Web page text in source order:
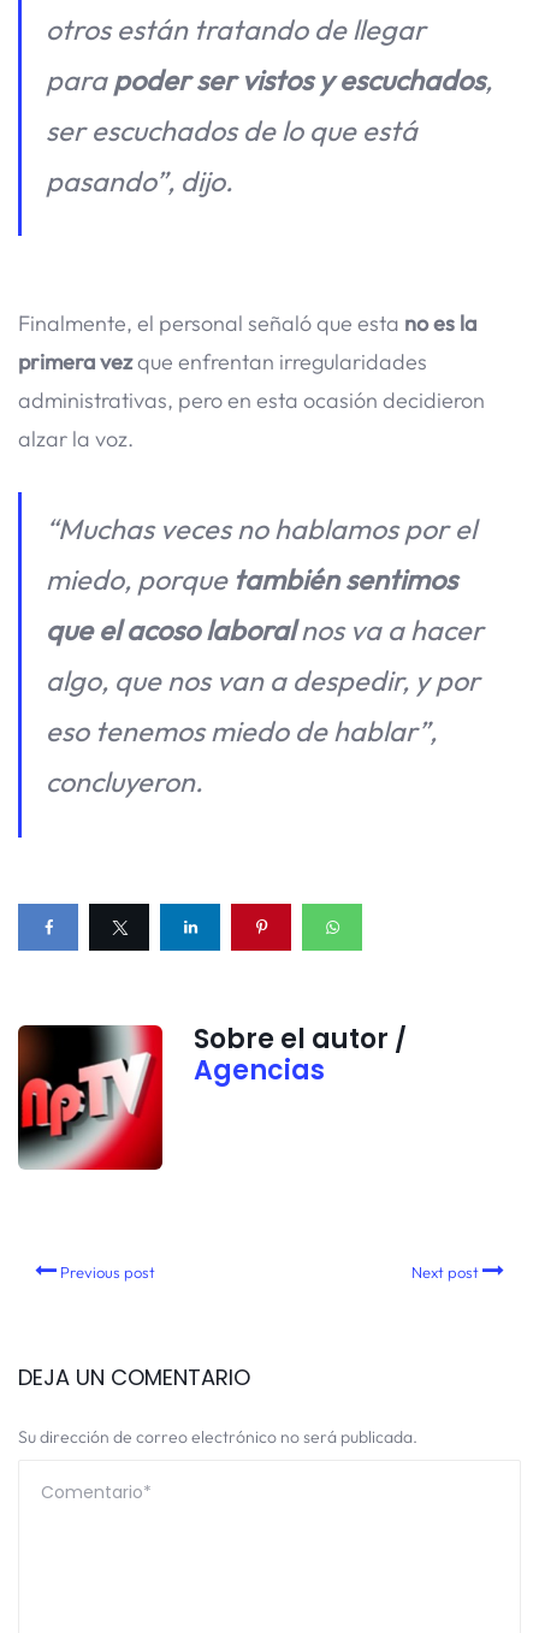
otros están tratando de llegar
parapoder ser vistos y escuchados,
ser escuchados de lo que está
pasando”, dijo.
Finalmente, el personal señaló que esta no es la
primera vezque enfrentan irregularidades
administrativas, pero en esta ocasión decidieron
alzar la voz.
“Muchas veces no hablamos por el
miedo, porque también sentimos
que el acoso laboralnos va a hacer
algo, que nos van a despedir, y por
eso tenemos miedo de hablar”,
concluyeron.
Sobre el autor /
Agencias
Previous post Next post
DEJA UN COMENTARIO
Su dirección de correo electrónico no será publicada.